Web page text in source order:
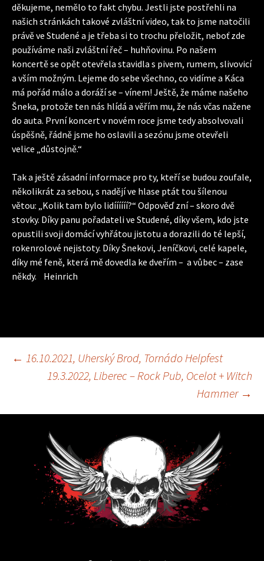
děkujeme, nemělo to fakt chybu. Jestli jste postřehli na
našich stránkách takové zvláštní video, tak to jsme natočili
právě ve Studené a je třeba si to trochu přeložit, neboť zde
používáme naši zvláštní řeč – huhňovinu. Po našem
koncertě se opět otevřela stavidla s pivem, rumem, slivovicí
a vším možným. Lejeme do sebe všechno, co vidíme a Káca
má pořád málo a doráží se – vínem! Ještě, že máme našeho
Šneka, protože ten nás hlídá a věřím mu, že nás včas nažene
do auta. První koncert v novém roce jsme tedy absolvovali
úspěšně, řádně jsme ho oslavili a sezónu jsme otevřeli
velice „důstojně.“
Tak a ještě zásadní informace pro ty, kteří se budou zoufale,
několikrát za sebou, s nadějí ve hlase ptát tou šílenou
větou: „Kolik tam bylo lidíííííí?“ Odpověď zní – skoro dvě
stovky. Díky panu pořadateli ve Studené, díky všem, kdo jste
opustili svoji domácí vyhřátou jistotu a dorazili do té lepší,
rokenrolové nejistoty. Díky Šnekovi, Jeníčkovi, celé kapele,
díky mé feně, která mě dovedla ke dveřím – a vůbec – zase
někdy. Heinrich
Navigace
pro
příspěvky
← 16.10.2021, Uherský Brod, Tornádo Helpfest
19.3.2022, Liberec – Rock Pub, Ocelot + Witch
Hammer →